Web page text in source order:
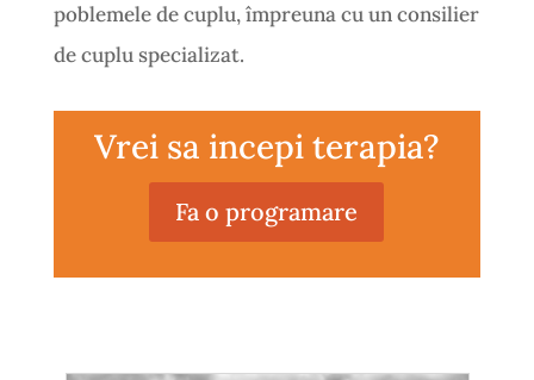
poblemele de cuplu, împreuna cu un consilier
de cuplu specializat.
Vrei sa incepi terapia?
Fa o programare